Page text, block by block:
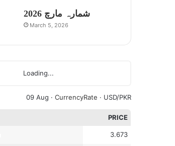
شمارہ مارچ 2026
March 5, 2026
Loading...
09 Aug · CurrencyRate · USD/PKR
PRICE
3.673